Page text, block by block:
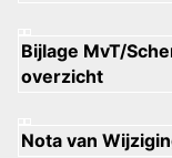
Bijlage MvT/
overzicht
Nota van